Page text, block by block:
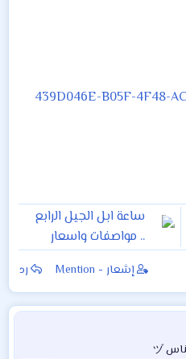
ساعة ابل الجيل الرابع
.. مواصفات واسعار
إشعار - Mention رد